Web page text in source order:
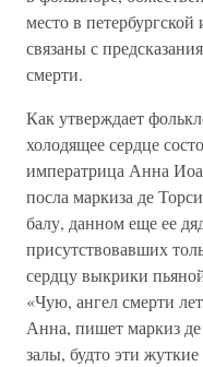
место в
связаны с
смерти.
Как утверждает
холодящее сердце
императрица Анна
посла маркиза де
балу, данном еще ее
присутствовавших
сердцу выкрики
«Чую, ангел смерти
Анна, пишет маркиз
залы, будто эти